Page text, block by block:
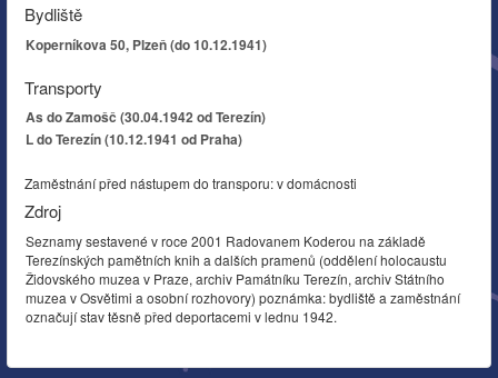
Bydliště
Koperníkova 50, Plzeň (do 10.12.1941)
Transporty
As do Zamošč (30.04.1942 od Terezín)
L do Terezín (10.12.1941 od Praha)
Zaměstnání před nástupem do transporu: v domácnosti
Zdroj
Seznamy sestavené v roce 2001 Radovanem Koderou na základě
Terezínských pamětních knih a dalších pramenů (oddělení holocaustu
Židovského muzea v Praze, archiv Památníku Terezín, archiv Státního
muzea v Osvětimi a osobní rozhovory) poznámka: bydliště a zaměstnání
označují stav těsně před deportacemi v lednu 1942.